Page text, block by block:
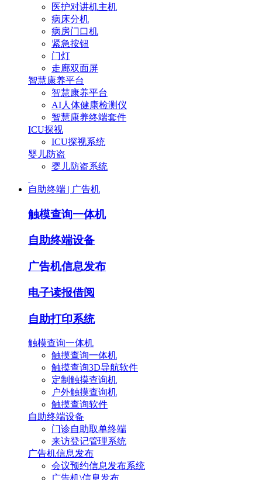
医护对讲机主机
病床分机
病房门口机
紧急按钮
门灯
走廊双面屏
智慧康养平台
智慧康养平台
AI人体健康检测仪
智慧康养终端套件
ICU探视
ICU探视系统
婴儿防盗
婴儿防盗系统
自助终端 | 广告机
触模查询一体机
自助终端设备
广告机信息发布
电子读报借阅
自助打印系统
触模查询一体机
触摸查询一体机
触摸查询3D导航软件
定制触摸查询机
户外触摸查询机
触摸查询软件
自助终端设备
门诊自助取单终端
来访登记管理系统
广告机信息发布
会议预约信息发布系统